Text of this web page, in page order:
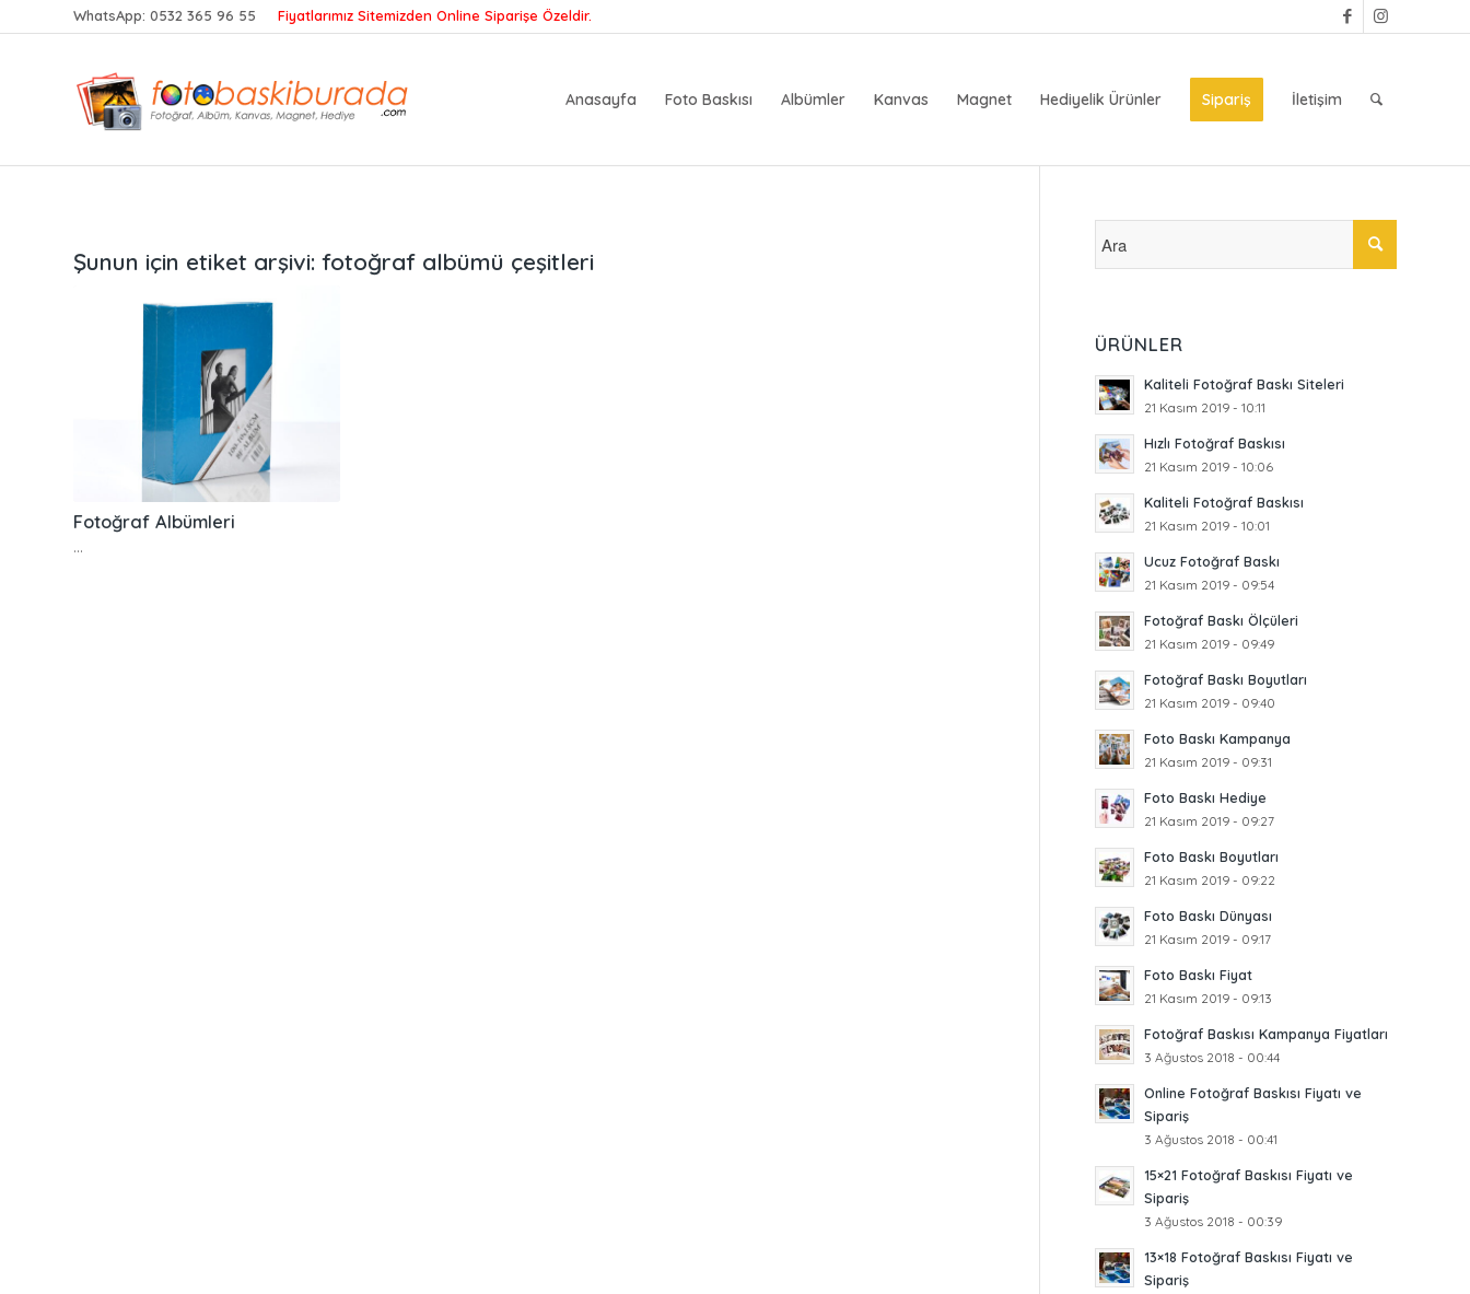
WhatsApp: 0532 365 96 55 Fiyatlarımız Sitemizden Online Siparişe Özeldir.
Anasayfa Foto Baskısı Albümler Kanvas Magnet Hediyelik Ürünler Sipariş İletişim
Şunun için etiket arşivi: fotoğraf albümü çeşitleri
Fotoğraf Albümleri
…
ÜRÜNLER
Kaliteli Fotoğraf Baskı Siteleri
21 Kasım 2019 - 10:11
Hızlı Fotoğraf Baskısı
21 Kasım 2019 - 10:06
Kaliteli Fotoğraf Baskısı
21 Kasım 2019 - 10:01
Ucuz Fotoğraf Baskı
21 Kasım 2019 - 09:54
Fotoğraf Baskı Ölçüleri
21 Kasım 2019 - 09:49
Fotoğraf Baskı Boyutları
21 Kasım 2019 - 09:40
Foto Baskı Kampanya
21 Kasım 2019 - 09:31
Foto Baskı Hediye
21 Kasım 2019 - 09:27
Foto Baskı Boyutları
21 Kasım 2019 - 09:22
Foto Baskı Dünyası
21 Kasım 2019 - 09:17
Foto Baskı Fiyat
21 Kasım 2019 - 09:13
Fotoğraf Baskısı Kampanya Fiyatları
3 Ağustos 2018 - 00:44
Online Fotoğraf Baskısı Fiyatı ve
Sipariş
3 Ağustos 2018 - 00:41
15×21 Fotoğraf Baskısı Fiyatı ve
Sipariş
3 Ağustos 2018 - 00:39
13×18 Fotoğraf Baskısı Fiyatı ve
Sipariş